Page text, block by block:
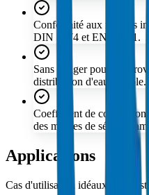
Conformité aux normes
DIN 8074 et EN 12201.
Sans danger pour
distribution d'eau potable.
Coefficient de
des marges de sécurité
Applications
Cas d'utilisation idéaux et